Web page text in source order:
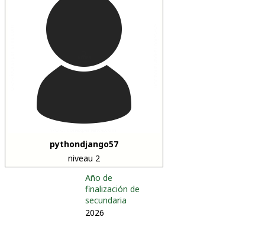
pythondjango57
niveau 2
Año de
finalización de
secundaria
2026